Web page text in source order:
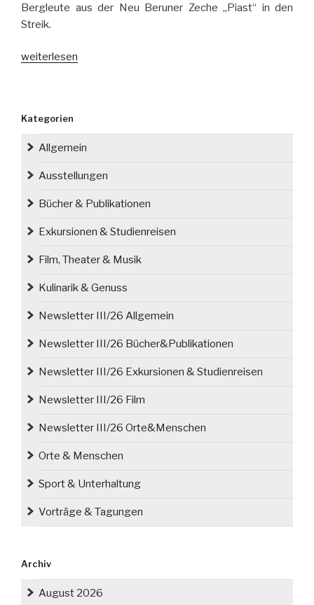
Bergleute aus der Neu Beruner Zeche „Piast“ in den
Streik.
„40.
im
Bergwerk
weiterlesen
Kategorien
Allgemein
Ausstellungen
Bücher & Publikationen
Exkursionen & Studienreisen
Film, Theater & Musik
Kulinarik & Genuss
Newsletter III/26 Allgemein
Newsletter III/26 Bücher&Publikationen
Newsletter III/26 Exkursionen & Studienreisen
Newsletter III/26 Film
Newsletter III/26 Orte&Menschen
Orte & Menschen
Sport & Unterhaltung
Vorträge & Tagungen
Archiv
August 2026